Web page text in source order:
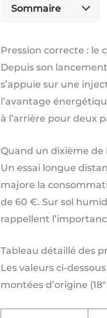
Sommaire
Pression correcte : le
Depuis son
s’appuie sur une
l’avantage
à l’arrière pour deux
Quand un dixième
Un essai longue
majore la
de 60 €. Sur sol
rappellent
Tableau détaillé des
Les valeurs ci-
montées d’origine